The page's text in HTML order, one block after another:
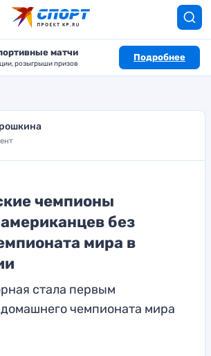
матчи
розыгрыши призов
Подробнее
чемпионы
без
мира в
стала первым
чемпионата мира